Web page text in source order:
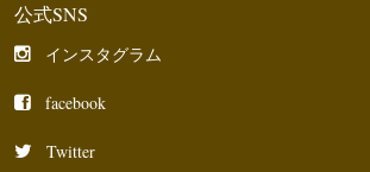
公式SNS
インスタグラム
facebook
Twitter